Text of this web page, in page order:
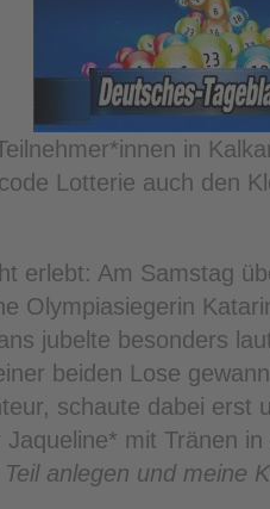
in
Lotterie auch den
erlebt: Am Samstag
Olympiasiegerin
jubelte besonders
beiden Lose
schaute dabei erst
mit Tränen in
anlegen und meine